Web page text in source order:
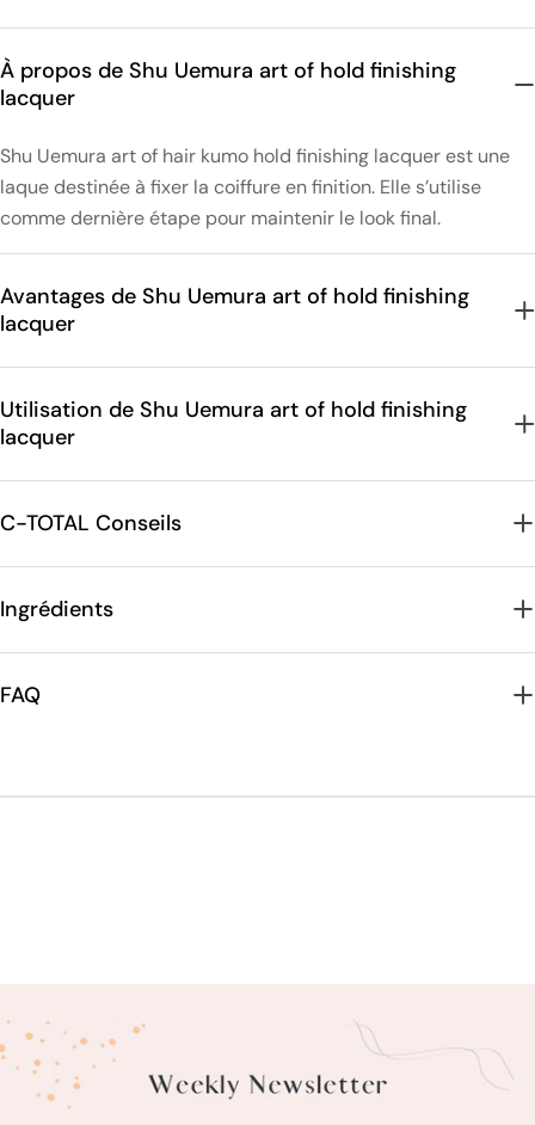
À propos de Shu Uemura art of hold finishing
lacquer
Shu Uemura art of hair kumo hold finishing lacquer est une
laque destinée à fixer la coiffure en finition. Elle s’utilise
comme dernière étape pour maintenir le look final.
Avantages de Shu Uemura art of hold finishing
lacquer
Utilisation de Shu Uemura art of hold finishing
lacquer
C-TOTAL Conseils
Ingrédients
FAQ